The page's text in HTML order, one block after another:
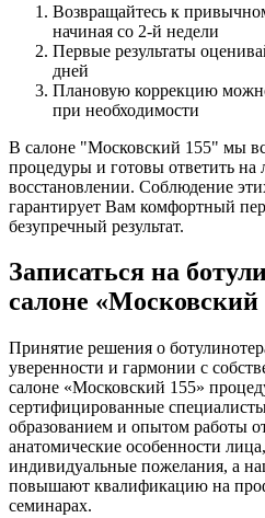
Возвращайтесь к
начиная со 2-й недели
Первые результаты
дней
Плановую коррекцию
при необходимости
В салоне "Московский 155" мы
процедуры и готовы ответить
восстановлении. Соблюдение
гарантирует Вам комфортный
безупречный результат.
Записаться на
салоне «Московский
Принятие решения о
уверенности и гармонии с
салоне «Московский 155»
сертифицированные
образованием и опытом работы
анатомические особенности
индивидуальные пожелания, а
повышают квалификацию на
семинарах.